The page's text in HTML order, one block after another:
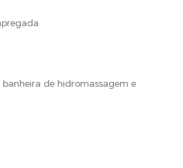
de hidromassagem e